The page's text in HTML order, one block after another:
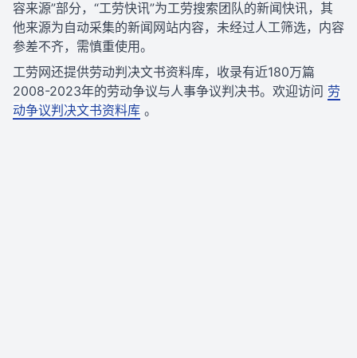
容来源”部分，“工劳快讯”为工劳搜索团队的新闻快讯，其
他来源为自动采集的新闻网站内容，未经过人工筛选，内容
参差不齐，需慎重使用。
工劳网还提供劳动判决文书资料库，收录有近180万篇
2008-2023年的劳动争议与人事争议判决书。欢迎访问 劳
动争议判决文书资料库 。